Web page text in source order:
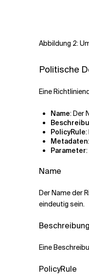
Abbildung 2:
Politische
Eine
Name: Der
PolicyRule:
Metadaten
Parameter
Name
Der Name der
eindeutig sein.
Beschreibung
Eine
PolicyRule